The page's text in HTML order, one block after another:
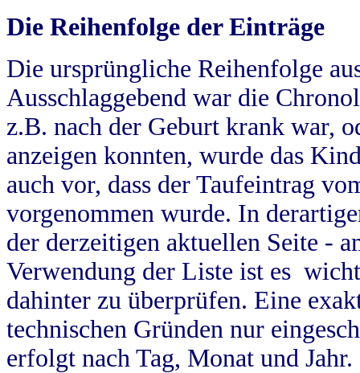
Die Reihenfolge der Einträge
Die ursprüngliche Reihenfolge
Ausschlaggebend war die
z.B. nach der Geburt krank war,
anzeigen konnten, wurde das
auch vor, dass der Taufeintrag
vorgenommen wurde. In
der derzeitigen aktuellen Seite -
Verwendung der Liste ist es
dahinter zu überprüfen. Eine
technischen Gründen nur
erfolgt nach Tag, Monat und Jahr.